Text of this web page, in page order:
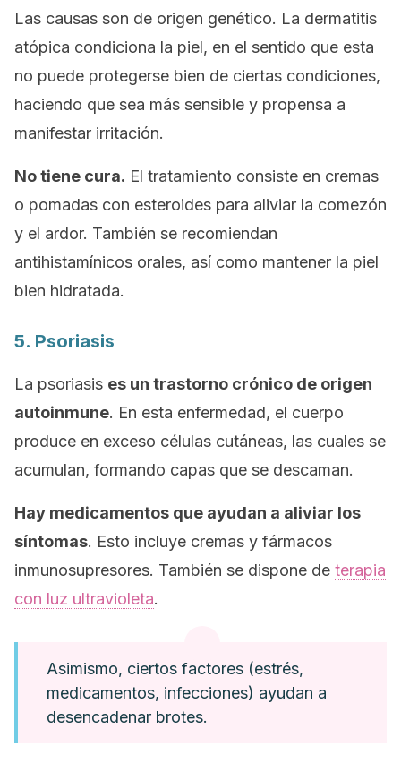
Las causas son de origen genético. La dermatitis
atópica condiciona la piel, en el sentido que esta
no puede protegerse bien de ciertas condiciones,
haciendo que sea más sensible y propensa a
manifestar irritación.
No tiene cura. El tratamiento consiste en cremas
o pomadas con esteroides para aliviar la comezón
y el ardor. También se recomiendan
antihistamínicos orales, así como mantener la piel
bien hidratada.
5. Psoriasis
La psoriasis es un trastorno crónico de origen
autoinmune. En esta enfermedad, el cuerpo
produce en exceso células cutáneas, las cuales se
acumulan, formando capas que se descaman.
Hay medicamentos que ayudan a aliviar los
síntomas. Esto incluye cremas y fármacos
inmunosupresores. También se dispone de terapia
con luz ultravioleta.
Asimismo, ciertos factores (estrés,
medicamentos, infecciones) ayudan a
desencadenar brotes.